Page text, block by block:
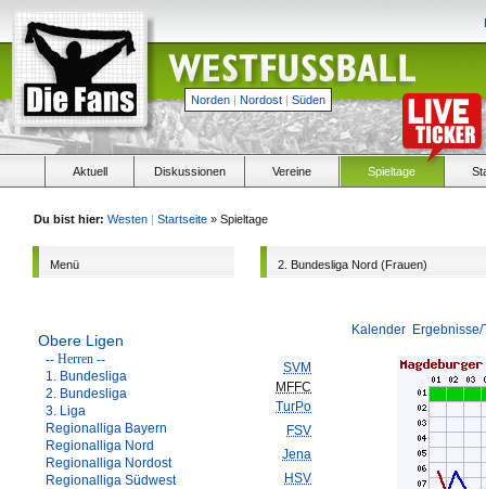
Norden | Nordost | Süden
Aktuell Diskussionen Vereine Spieltage
Du bist hier: Westen | Startseite » Spieltage
Menü
Obere Ligen
-- Herren --
1. Bundesliga
2. Bundesliga
3. Liga
Regionalliga Bayern
Regionalliga Nord
Regionalliga Nordost
Regionalliga Südwest
2. Bundesliga Nord (Frauen)
Kalender
SVM
MFFC
TurPo
FSV
Jena
HSV